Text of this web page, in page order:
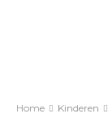
Home Kinderen